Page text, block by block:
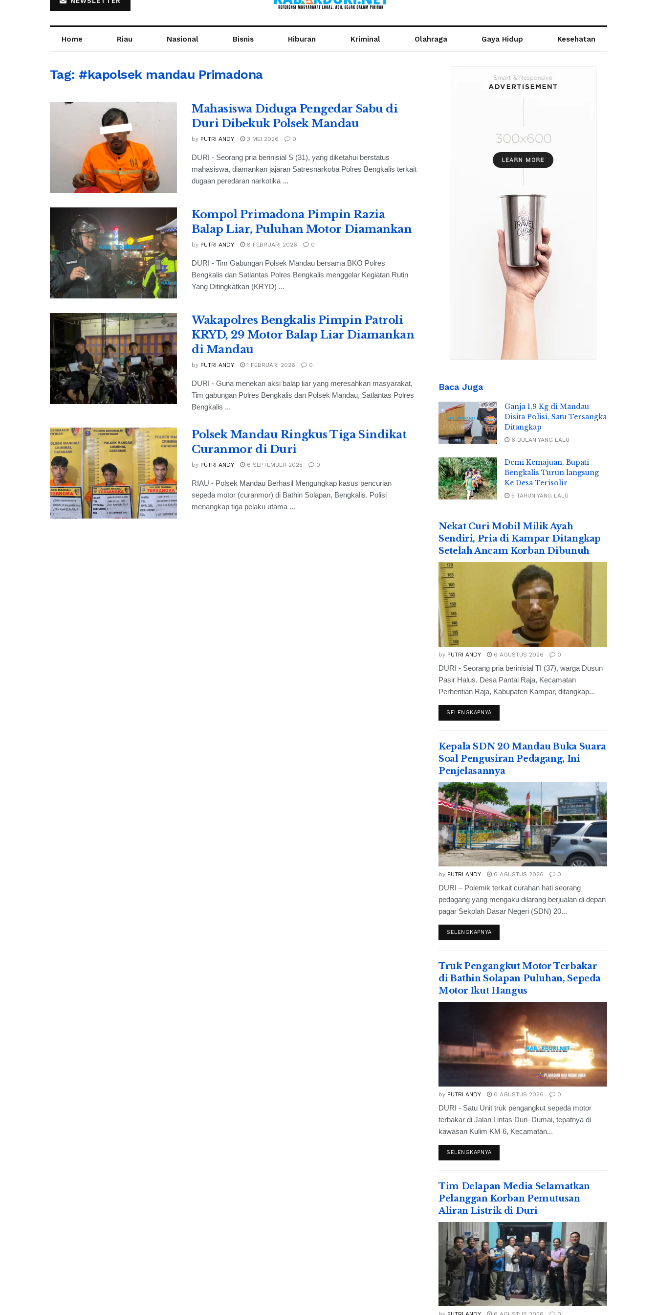
Home Riau Nasional Bisnis Hiburan Kriminal Olahraga Gaya Hidup Kesehatan
Tag: #kapolsek mandau Primadona
Mahasiswa Diduga Pengedar Sabu di
Duri Dibekuk Polsek Mandau
by PUTRI ANDY 3 MEI 2026 0
DURI - Seorang pria berinisial S (31), yang diketahui berstatus
mahasiswa, diamankan jajaran Satresnarkoba Polres Bengkalis terkait
dugaan peredaran narkotika ...
Kompol Primadona Pimpin Razia
Balap Liar, Puluhan Motor Diamankan
by PUTRI ANDY 8 FEBRUARI 2026 0
DURI - Tim Gabungan Polsek Mandau bersama BKO Polres
Bengkalis dan Satlantas Polres Bengkalis menggelar Kegiatan Rutin
Yang Ditingkatkan (KRYD) ...
Wakapolres Bengkalis Pimpin Patroli
KRYD, 29 Motor Balap Liar Diamankan
di Mandau
by PUTRI ANDY 1 FEBRUARI 2026 0
DURI - Guna menekan aksi balap liar yang meresahkan masyarakat,
Tim gabungan Polres Bengkalis dan Polsek Mandau, Satlantas Polres
Bengkalis ...
Polsek Mandau Ringkus Tiga Sindikat
Curanmor di Duri
by PUTRI ANDY 6 SEPTEMBER 2025 0
RIAU - Polsek Mandau Berhasil Mengungkap kasus pencurian
sepeda motor (curanmor) di Bathin Solapan, Bengkalis. Polisi
menangkap tiga pelaku utama ...
Baca Juga
Ganja 1,9 Kg di Mandau
Disita Polisi, Satu Tersangka
Ditangkap
6 BULAN YANG LALU
Demi Kemajuan, Bupati
Bengkalis Turun langsung
Ke Desa Terisolir
5 TAHUN YANG LALU
Nekat Curi Mobil Milik Ayah
Sendiri, Pria di Kampar Ditangkap
Setelah Ancam Korban Dibunuh
by PUTRI ANDY 6 AGUSTUS 2026 0
DURI - Seorang pria berinisial TI (37), warga Dusun
Pasir Halus, Desa Pantai Raja, Kecamatan
Perhentian Raja, Kabupaten Kampar, ditangkap...
SELENGKAPNYA
Kepala SDN 20 Mandau Buka Suara
Soal Pengusiran Pedagang, Ini
Penjelasannya
by PUTRI ANDY 6 AGUSTUS 2026 0
DURI – Polemik terkait curahan hati seorang
pedagang yang mengaku dilarang berjualan di depan
pagar Sekolah Dasar Negeri (SDN) 20...
SELENGKAPNYA
Truk Pengangkut Motor Terbakar
di Bathin Solapan Puluhan, Sepeda
Motor Ikut Hangus
by PUTRI ANDY 6 AGUSTUS 2026 0
DURI - Satu Unit truk pengangkut sepeda motor
terbakar di Jalan Lintas Duri–Dumai, tepatnya di
kawasan Kulim KM 6, Kecamatan...
SELENGKAPNYA
Tim Delapan Media Selamatkan
Pelanggan Korban Pemutusan
Aliran Listrik di Duri